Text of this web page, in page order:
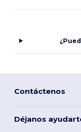
Contáctenos
Déjanos